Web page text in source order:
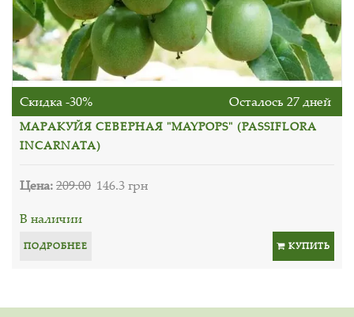
Скидка -30% Осталось 27 дней
МАРАКУЙЯ СЕВЕРНАЯ "MAYPOPS" (PASSIFLORA
INCARNATA)
Цена:209.00 146.3 грн
В наличии
ПОДРОБНЕЕ КУПИТЬ